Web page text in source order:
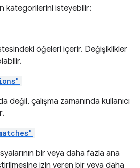
kategorilerini isteyebilir:
öğeleri içerir. Değişiklikler
değil, çalışma zamanında kullanıcı
bir veya daha fazla ana
izin veren bir veya daha